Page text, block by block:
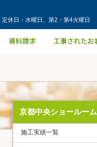
日：水曜日、第2・第4火曜日
京都中央ショールーム
施工実績一覧